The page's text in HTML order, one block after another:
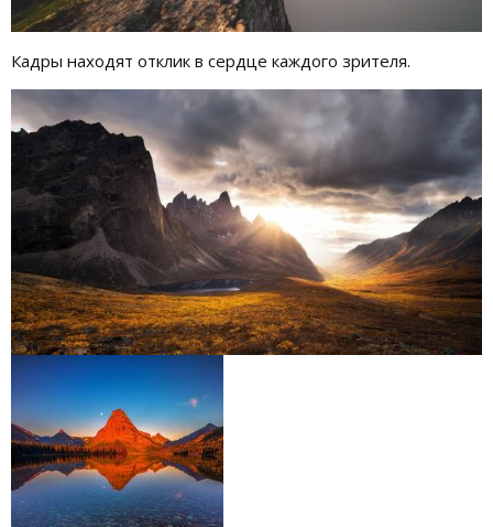
Кадры находят отклик в сердце каждого зрителя.